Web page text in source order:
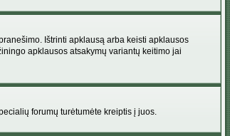
Ištrinti apklausą arba keisti apklausos
apklausos atsakymų variantų keitimo jai
forumų turėtumėte kreiptis į juos.